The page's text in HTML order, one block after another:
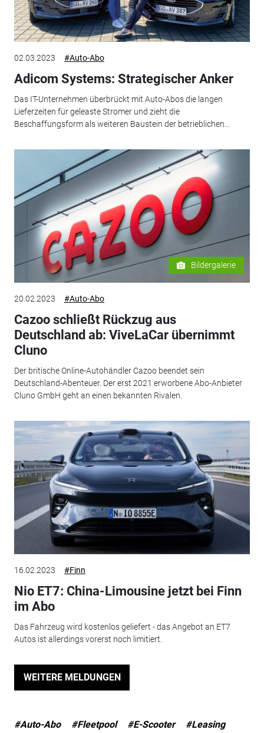
02.03.2023 #Auto-Abo
Adicom Systems: Strategischer Anker
Das IT-Unternehmen überbrückt mit Auto-Abos die langen
Lieferzeiten für geleaste Stromer und zieht die
Beschaffungsform als weiteren Baustein der betrieblichen...
Bildergalerie
20.02.2023 #Auto-Abo
Cazoo schließt Rückzug aus
Deutschland ab: ViveLaCar übernimmt
Cluno
Der britische Online-Autohändler Cazoo beendet sein
Deutschland-Abenteuer. Der erst 2021 erworbene Abo-Anbieter
Cluno GmbH geht an einen bekannten Rivalen.
16.02.2023 #Finn
Nio ET7: China-Limousine jetzt bei Finn
im Abo
Das Fahrzeug wird kostenlos geliefert - das Angebot an ET7
Autos ist allerdings vorerst noch limitiert.
WEITERE MELDUNGEN
#Auto-Abo #Fleetpool #E-Scooter #Leasing